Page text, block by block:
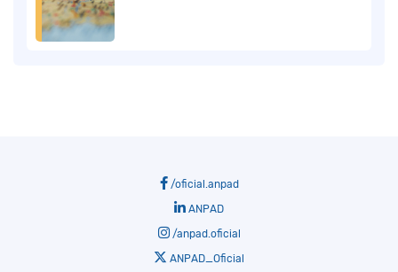
/oficial.anpad
ANPAD
/anpad.oficial
ANPAD_Oficial